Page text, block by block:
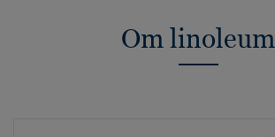
Om linoleum